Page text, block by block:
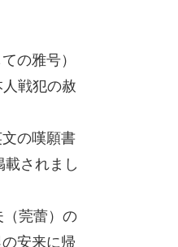
の雅号）
戦犯の赦
の嘆願書
されまし
莞蕾）の
安来に帰